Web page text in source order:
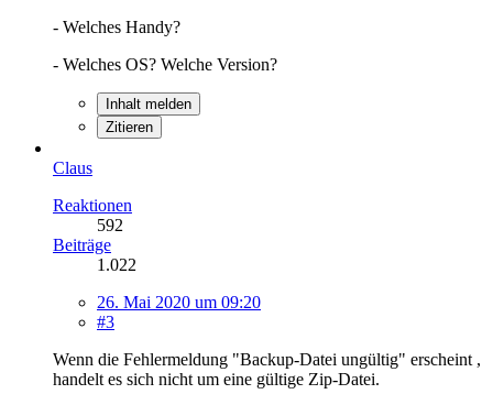
- Welches Handy?
- Welches OS? Welche Version?
Inhalt melden
Zitieren
Claus
Reaktionen
592
Beiträge
1.022
26. Mai 2020 um 09:20
#3
Wenn die Fehlermeldung "Backup-Datei ungültig" erscheint ,
handelt es sich nicht um eine gültige Zip-Datei.